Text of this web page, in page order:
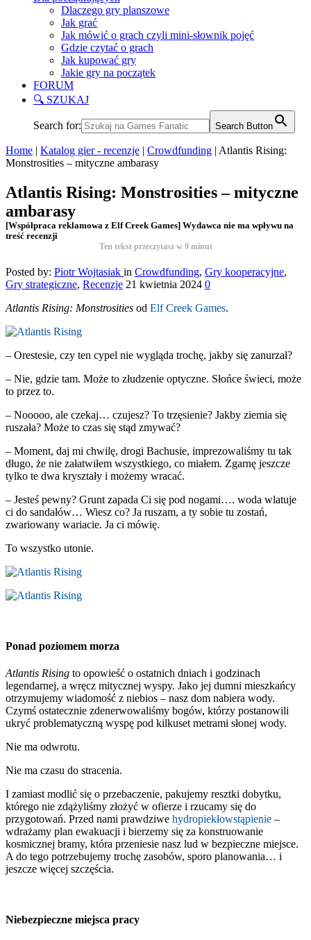
Dlaczego gry planszowe
Jak grać
Jak mówić o grach czyli mini-słownik pojęć
Gdzie czytać o grach
Jak kupować gry
Jakie gry na początek
FORUM
🔍 SZUKAJ
Search for: Search Button
Home | Katalog gier - recenzje | Crowdfunding | Atlantis Rising:
Monstrosities – mityczne ambarasy
Atlantis Rising: Monstrosities – mityczne
ambarasy
[Współpraca reklamowa z Elf Creek Games] Wydawca nie ma wpływu na
treść recenzji
Ten tekst przeczytasz w 9 minut
Posted by: Piotr Wojtasiak in Crowdfunding, Gry kooperacyjne,
Gry strategiczne, Recenzje 21 kwietnia 2024 0
Atlantis Rising: Monstrosities od Elf Creek Games.
– Orestesie, czy ten cypel nie wygląda trochę, jakby się zanurzał?
– Nie, gdzie tam. Może to złudzenie optyczne. Słońce świeci, może
to przez to.
– Nooooo, ale czekaj… czujesz? To trzęsienie? Jakby ziemia się
ruszała? Może to czas się stąd zmywać?
– Moment, daj mi chwilę, drogi Bachusie, imprezowaliśmy tu tak
długo, że nie załatwiłem wszystkiego, co miałem. Zgarnę jeszcze
tylko te dwa kryształy i możemy wracać.
– Jesteś pewny? Grunt zapada Ci się pod nogami…. woda wlatuje
ci do sandałów… Wiesz co? Ja ruszam, a ty sobie tu zostań,
zwariowany wariacie. Ja ci mówię.
To wszystko utonie.
Ponad poziomem morza
Atlantis Rising to opowieść o ostatnich dniach i godzinach
legendarnej, a wręcz mitycznej wyspy. Jako jej dumni mieszkańcy
otrzymujemy wiadomość z niebios – nasz dom nabiera wody.
Czymś ostatecznie zdenerwowaliśmy bogów, którzy postanowili
ukryć problematyczną wyspę pod kilkuset metrami słonej wody.
Nie ma odwrotu.
Nie ma czasu do stracenia.
I zamiast modlić się o przebaczenie, pakujemy resztki dobytku,
którego nie zdążyliśmy złożyć w ofierze i rzucamy się do
przygotowań. Przed nami prawdziwe hydropiekłowstąpienie –
wdrażamy plan ewakuacji i bierzemy się za konstruowanie
kosmicznej bramy, która przeniesie nasz lud w bezpieczne miejsce.
A do tego potrzebujemy trochę zasobów, sporo planowania… i
jeszcze więcej szczęścia.
Niebezpieczne miejsca pracy